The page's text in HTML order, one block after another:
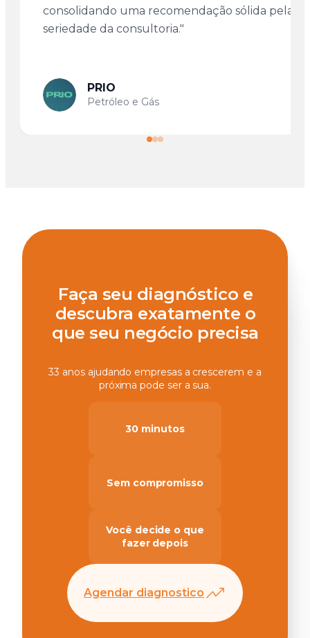
consolidando uma recomendação sólida pela
seriedade da consultoria."
PRIO
Petróleo e Gás
Faça seu diagnóstico e
descubra exatamente o
que seu negócio precisa
33 anos ajudando empresas a crescerem e a
próxima pode ser a sua.
30 minutos
Sem compromisso
Você decide o que
fazer depois
Agendar diagnostico